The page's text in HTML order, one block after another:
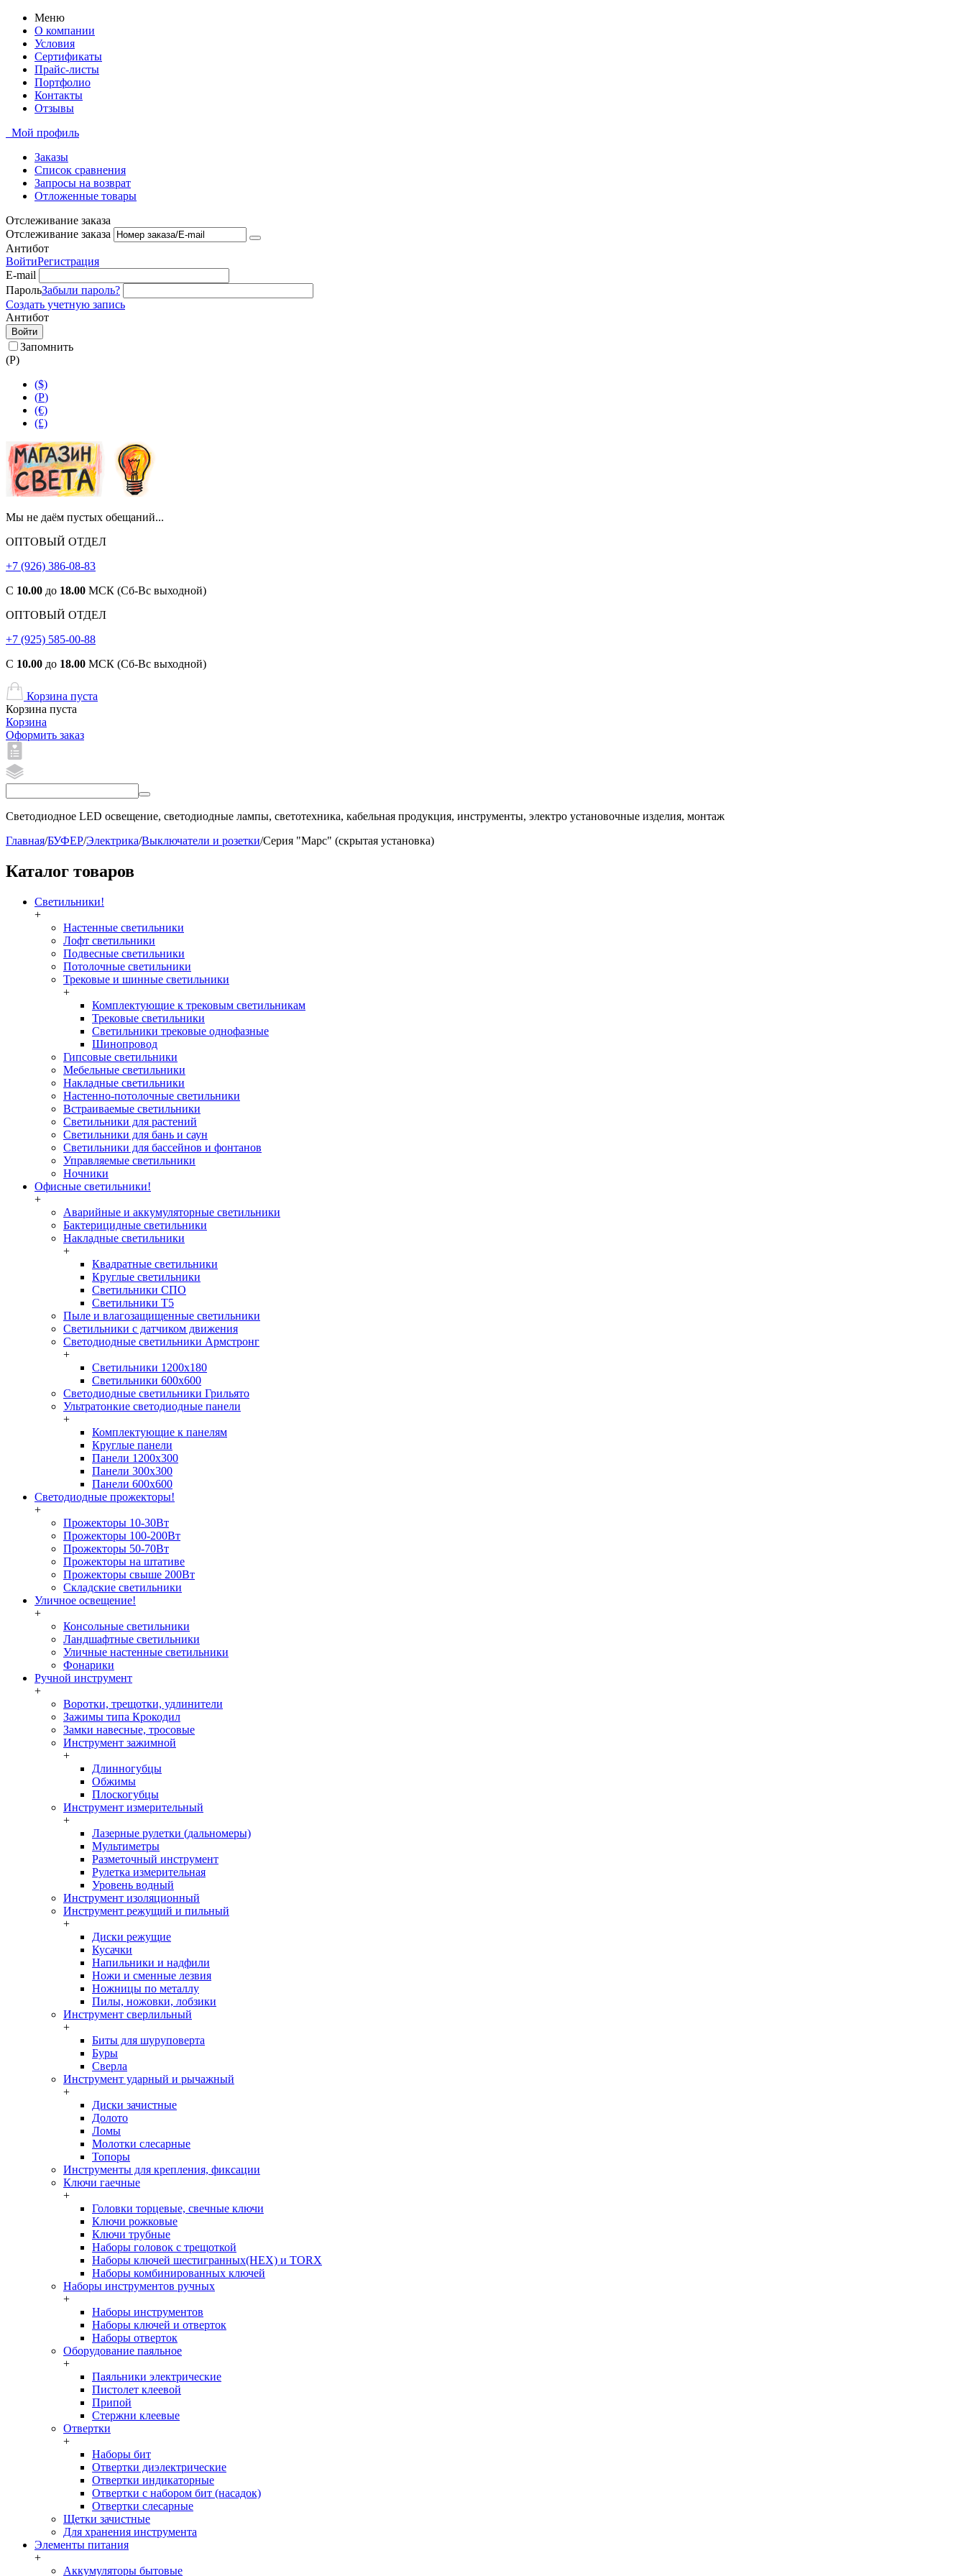
Меню
О компании
Условия
Сертификаты
Прайс-листы
Портфолио
Контакты
Отзывы
Мой профиль
Заказы
Список сравнения
Запросы на возврат
Отложенные товары
Отслеживание заказа
Отслеживание заказа
Антибот
ВойтиРегистрация
E-mail
ПарольЗабыли пароль?
Создать учетную запись
Антибот
Войти
Запомнить
(Р)
($)
(Р)
(€)
(£)
Мы не даём пустых обещаний...
ОПТОВЫЙ ОТДЕЛ
+7 (926) 386-08-83
С 10.00 до 18.00 МСК (Сб-Вс выходной)
ОПТОВЫЙ ОТДЕЛ
+7 (925) 585-00-88
С 10.00 до 18.00 МСК (Сб-Вс выходной)
Корзина пуста
Корзина пуста
Корзина
Оформить заказ
Светодиодное LED освещение, светодиодные лампы, светотехника, кабельная продукция, инструменты, электро установочные изделия, монтаж
Главная/БУФЕР/Электрика/Выключатели и розетки/Серия "Марс" (скрытая установка)
Каталог товаров
Светильники!
+
Настенные светильники
Лофт светильники
Подвесные светильники
Потолочные светильники
Трековые и шинные светильники
+
Комплектующие к трековым светильникам
Трековые светильники
Светильники трековые однофазные
Шинопровод
Гипсовые светильники
Мебельные светильники
Накладные светильники
Настенно-потолочные светильники
Встраиваемые светильники
Светильники для растений
Светильники для бань и саун
Светильники для бассейнов и фонтанов
Управляемые светильники
Ночники
Офисные светильники!
+
Аварийные и аккумуляторные светильники
Бактерицидные светильники
Накладные светильники
+
Квадратные светильники
Круглые светильники
Светильники СПО
Светильники Т5
Пыле и влагозащищенные светильники
Светильники с датчиком движения
Светодиодные светильники Армстронг
+
Светильники 1200х180
Светильники 600х600
Светодиодные светильники Грильято
Ультратонкие светодиодные панели
+
Комплектующие к панелям
Круглые панели
Панели 1200х300
Панели 300х300
Панели 600х600
Светодиодные прожекторы!
+
Прожекторы 10-30Вт
Прожекторы 100-200Вт
Прожекторы 50-70Вт
Прожекторы на штативе
Прожекторы свыше 200Вт
Складские светильники
Уличное освещение!
+
Консольные светильники
Ландшафтные светильники
Уличные настенные светильники
Фонарики
Ручной инструмент
+
Воротки, трещотки, удлинители
Зажимы типа Крокодил
Замки навесные, тросовые
Инструмент зажимной
+
Длинногубцы
Обжимы
Плоскогубцы
Инструмент измерительный
+
Лазерные рулетки (дальномеры)
Мультиметры
Разметочный инструмент
Рулетка измерительная
Уровень водный
Инструмент изоляционный
Инструмент режущий и пильный
+
Диски режущие
Кусачки
Напильники и надфили
Ножи и сменные лезвия
Ножницы по металлу
Пилы, ножовки, лобзики
Инструмент сверлильный
+
Биты для шуруповерта
Буры
Сверла
Инструмент ударный и рычажный
+
Диски зачистные
Долото
Ломы
Молотки слесарные
Топоры
Инструменты для крепления, фиксации
Ключи гаечные
+
Головки торцевые, свечные ключи
Ключи рожковые
Ключи трубные
Наборы головок c трещоткой
Наборы ключей шестигранных(HEX) и TORX
Наборы комбинированных ключей
Наборы инструментов ручных
+
Наборы инструментов
Наборы ключей и отверток
Наборы отверток
Оборудование паяльное
+
Паяльники электрические
Пистолет клеевой
Припой
Стержни клеевые
Отвертки
+
Наборы бит
Отвертки диэлектрические
Отвертки индикаторные
Отвертки с набором бит (насадок)
Отвертки слесарные
Щетки зачистные
Для хранения инструмента
Элементы питания
+
Аккумуляторы бытовые